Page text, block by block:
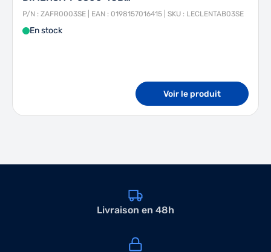
P/N : ZAFR0003SE | EAN : 0198157016415 | SKU : LECLENTAB03SE
En stock
Voir le produit
Livraison en 48h